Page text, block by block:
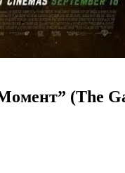
(The